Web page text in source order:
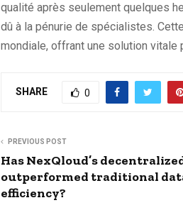
qualité après seulement quelques
dû à la pénurie de spécialistes.
mondiale, offrant une solution
SHARE 0
PREVIOUS POST
Has NexQloud’s
outperformed traditional
efficiency?